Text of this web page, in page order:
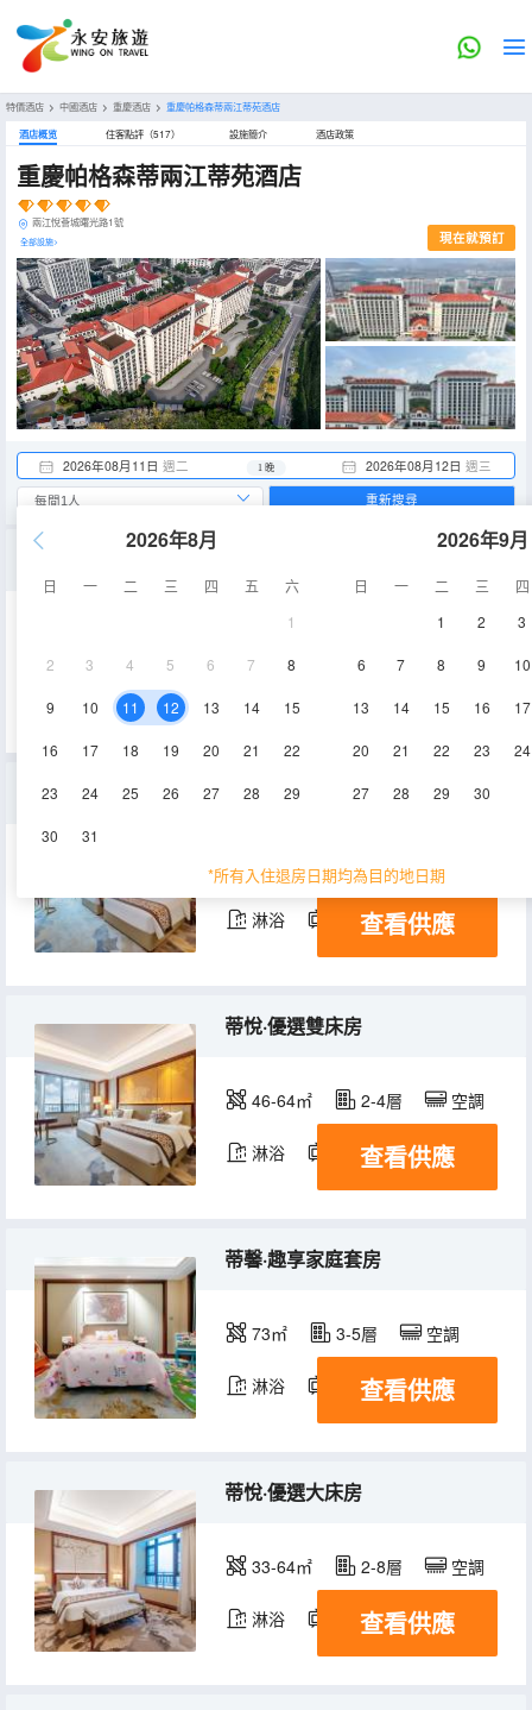
特價酒店 > 中國酒店 > 重慶酒店 > 重慶帕格森蒂兩江蒂苑酒店
酒店概览 住客點評（517） 設施簡介 酒店政策
重慶帕格森蒂兩江蒂苑酒店
兩江悅薈城曙光路1號
全部設施> 現在就預訂
2026年08月11日 週二 2026年08月12日 週三
1 晚
2026年8月
日 一 二 三 四 五
六
1
2 3 4 5 6 7 8
9 10 11 12 13 14 15
16 17 18 19 20 21 22
23 24 25 26 27 28 29
30 31
2026年9月
日 一 二 三
四
1
2 3
6 7 8 9 10
13 14 15 16 17
20 21 22 23 24
27 28 29 30
*所有入住退房日期均為目的地日期
重新搜尋
46-64㎡ 空調
蒂逸·攬景雙床房
40-46㎡ 2-8層
淋浴 電視機 冰箱
查看供應
蒂悅·優選雙床房
46-64㎡ 2-4層 空調
淋浴 電視機 冰箱
查看供應
蒂馨·趣享家庭套房
73㎡ 3-5層 空調
淋浴 電視機 冰箱
查看供應
蒂悅·優選大床房
33-64㎡ 2-8層 空調
淋浴 電視機 冰箱
查看供應